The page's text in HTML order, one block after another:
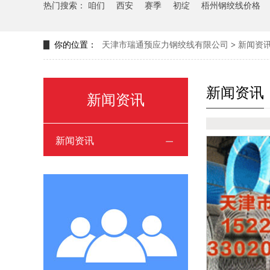
热门搜索： 咱们 西安 赛季 初绽 梧州钢绞线价格
你的位置： 天津市瑞通预应力钢绞线有限公司 > 新闻资
新闻资讯
新闻资讯
新闻资讯